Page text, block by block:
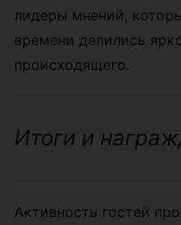
лидеры мнений,
времени делились
происходящего.
Итоги и
Активность гостей